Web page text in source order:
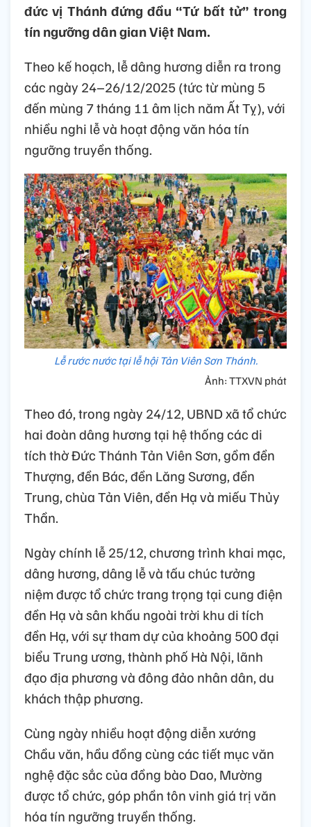
đức vị Thánh đứng đầu “Tứ bất tử” trong
tín ngưỡng dân gian Việt Nam.
Theo kế hoạch,lễ dâng hương diễn ra trong
các ngày 24–26/12/2025 (tức từ mùng 5
đến mùng 7 tháng 11 âm lịch năm Ất Tỵ), với
nhiều nghi lễ và hoạt động văn hóa tín
ngưỡng truyền thống.
Lễ rước nước tại lễ hội Tản Viên Sơn Thánh.
Ảnh: TTXVN phát
Theođó, trong ngày 24/12, UBND xã tổ chức
hai đoàn dâng hương tại hệ thống các di
tích thờ Đức Thánh Tản Viên Sơn, gồm đền
Thượng, đền Bác, đền Lăng Sương, đền
Trung, chùa Tản Viên, đền Hạ và miếu Thủy
Thần.
Ngày chính lễ 25/12, chương trình khai mạc,
dâng hương, dâng lễ và tấu chúc tưởng
niệm được tổ chức trang trọng tại cung điện
đền Hạ và sân khấu ngoài trời khu di tích
đền Hạ, với sự tham dự của khoảng 500 đại
biểu Trung ương, thành phố Hà Nội, lãnh
đạo địa phương và đông đảo nhân dân, du
khách thập phương.
Cùng ngày nhiều hoạt động diễn xướng
Chầu văn, hầu đồng cùng các tiết mục văn
nghệ đặc sắc của đồng bào Dao, Mường
được tổ chức, góp phần tôn vinh giá trị văn
hóa tín ngưỡng truyền thống.